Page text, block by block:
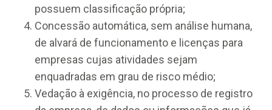
possuem classificação própria;
Concessão automática, sem análise humana,
de alvará de funcionamento e licenças para
empresas cujas atividades sejam
enquadradas em grau de risco médio;
Vedação à exigência, no processo de registro